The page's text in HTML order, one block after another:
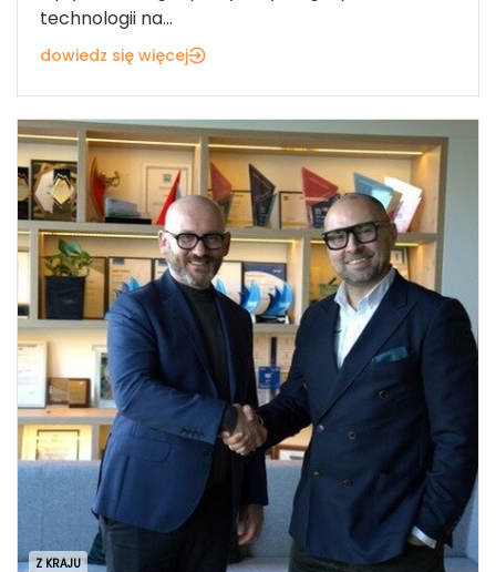
technologii na...
dowiedz się więcej
Z KRAJU